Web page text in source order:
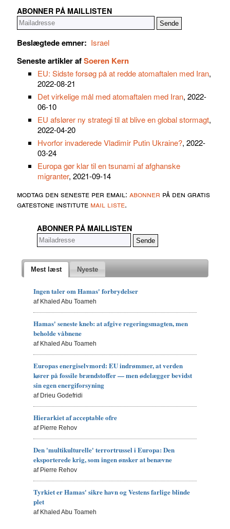
ABONNER PÅ MAILLISTEN
Beslægtede emner: Israel
Seneste artikler afSoeren Kern
EU: Sidste forsøg på at redde atomaftalen med Iran,
2022-08-21
Det virkelige mål med atomaftalen med Iran, 2022-
06-10
EU afslører ny strategi til at blive en global stormagt,
2022-04-20
Hvorfor invaderede Vladimir Putin Ukraine?, 2022-
03-24
Europa gør klar til en tsunami af afghanske
migranter, 2021-09-14
modtag den seneste per email: abonner på den gratis
gatestone institute mail liste.
ABONNER PÅ MAILLISTEN
Mest læst Nyeste
Ingen taler om Hamas' forbrydelser
af Khaled Abu Toameh
Hamas' seneste kneb: at afgive regeringsmagten, men
beholde våbnene
af Khaled Abu Toameh
Europas energiselvmord: EU indrømmer, at verden
kører på fossile brændstoffer — men ødelægger bevidst
sin egen energiforsyning
af Drieu Godefridi
Hierarkiet af acceptable ofre
af Pierre Rehov
Den 'multikulturelle' terrortrussel i Europa: Den
eksporterede krig, som ingen ønsker at benævne
af Pierre Rehov
Tyrkiet er Hamas' sikre havn og Vestens farlige blinde
plet
af Khaled Abu Toameh